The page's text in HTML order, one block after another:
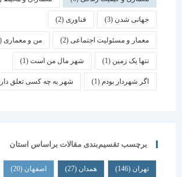
جهانی شدن(3) فناوری (2)
معمار و مسئولیت اجتماعی (2) من و معماری (1)
تنها یک زمین(1) شهر مال من است(1)
اگر شهردار بودم (1) شهر به چه کسی تعلق دارد(1)
برچسب تقسیم‌بندی مقالات براساس استان
همدان اصفهان (20) بوشهر